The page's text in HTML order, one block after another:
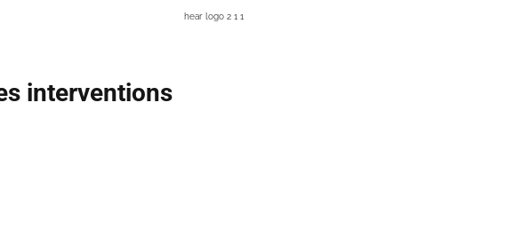
hear logo 2 1 1
interventions